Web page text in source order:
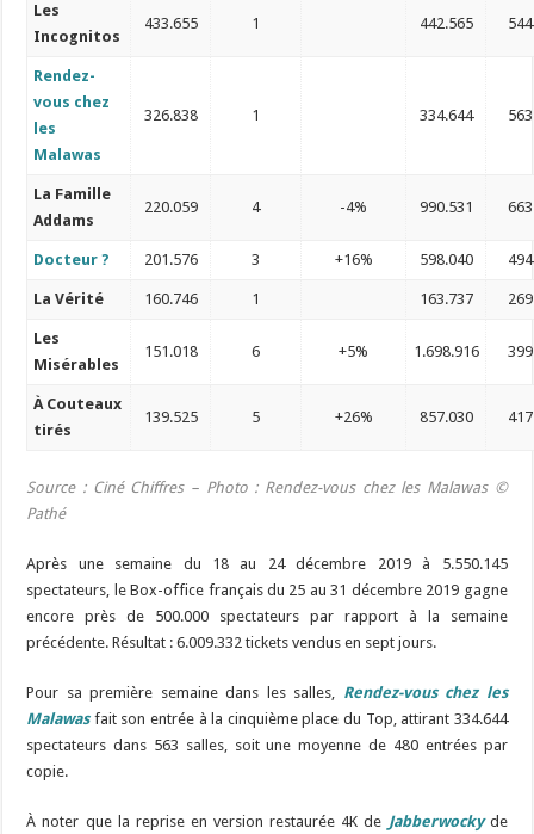
Les
Incognitos
433.655 1 442.565 544
Rendez-
vous chez
les
Malawas
326.838 1 334.644 563
La Famille
Addams
220.059 4 -4% 990.531 663
Docteur ? 201.576 3 +16% 598.040 494
La Vérité 160.746 1 163.737 269
Les
Misérables
151.018 6 +5% 1.698.916 399
À Couteaux
tirés
139.525 5 +26% 857.030 417
Source : Ciné Chiffres – Photo : Rendez-vous chez les Malawas©
Pathé
Après une semaine du 18 au 24 décembre 2019 à 5.550.145
spectateurs, le Box-office français du 25 au 31 décembre 2019 gagne
encore près de 500.000 spectateurs par rapport à la semaine
précédente. Résultat : 6.009.332 tickets vendus en sept jours.
Pour sa première semaine dans les salles, Rendez-vous chez les
Malawasfait son entrée à la cinquième place du Top, attirant 334.644
spectateurs dans 563 salles, soit une moyenne de 480 entrées par
copie.
À noter que la reprise en version restaurée 4K de Jabberwockyde